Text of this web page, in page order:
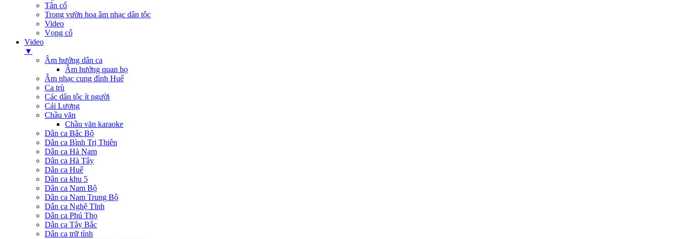
Tân cổ
Trong vườn hoa âm nhạc dân tộc
Video
Vọng cổ
Video
▼
Âm hưởng dân ca
Âm hưởng quan họ
Âm nhạc cung đình Huế
Ca trù
Các dân tộc ít người
Cải Lương
Chầu văn
Chầu văn karaoke
Dân ca Bắc Bộ
Dân ca Bình Trị Thiên
Dân ca Hà Nam
Dân ca Hà Tây
Dân ca Huế
Dân ca khu 5
Dân ca Nam Bộ
Dân ca Nam Trung Bộ
Dân ca Nghệ Tĩnh
Dân ca Phú Thọ
Dân ca Tây Bắc
Dân ca trữ tình